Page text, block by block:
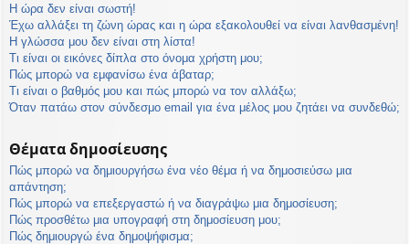
Η ώρα δεν είναι σωστή!
Έχω αλλάξει τη ζώνη ώρας και η ώρα εξακολουθεί να είναι λανθασμένη!
Η γλώσσα μου δεν είναι στη λίστα!
Τι είναι οι εικόνες δίπλα στο όνομα χρήστη μου;
Πώς μπορώ να εμφανίσω ένα άβαταρ;
Τι είναι ο βαθμός μου και πώς μπορώ να τον αλλάξω;
Όταν πατάω στον σύνδεσμο email για ένα μέλος μου ζητάει να συνδεθώ;
Θέματα δημοσίευσης
Πώς μπορώ να δημιουργήσω ένα νέο θέμα ή να δημοσιεύσω μια
απάντηση;
Πώς μπορώ να επεξεργαστώ ή να διαγράψω μια δημοσίευση;
Πώς προσθέτω μια υπογραφή στη δημοσίευση μου;
Πώς δημιουργώ ένα δημοψήφισμα;